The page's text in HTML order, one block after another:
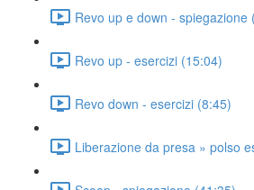
Revo up e down - spiegazione
Revo up - esercizi (15:04)
Revo down - esercizi (8:45)
Liberazione da presa » polso